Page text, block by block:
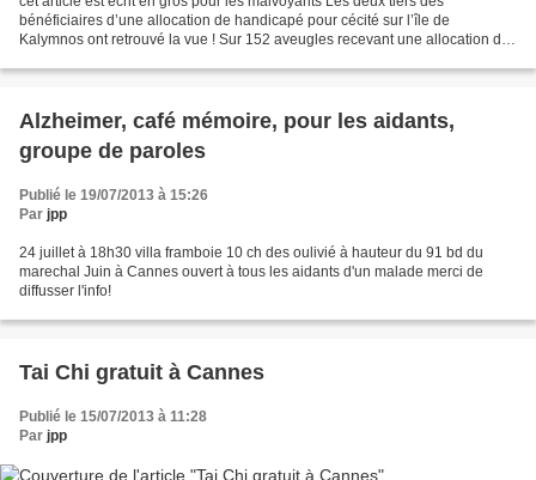
bénéficiaires d’une allocation de handicapé pour cécité sur l’île de
Kalymnos ont retrouvé la vue ! Sur 152 aveugles recevant une allocation de
Alzheimer, café mémoire, pour les aidants,
groupe de paroles
Publié le 19/07/2013 à 15:26
Par jpp
24 juillet à 18h30 villa framboie 10 ch des oulivié à hauteur du 91 bd du
marechal Juin à Cannes ouvert à tous les aidants d'un malade merci de
diffusser l'info!
Tai Chi gratuit à Cannes
Publié le 15/07/2013 à 11:28
Par jpp